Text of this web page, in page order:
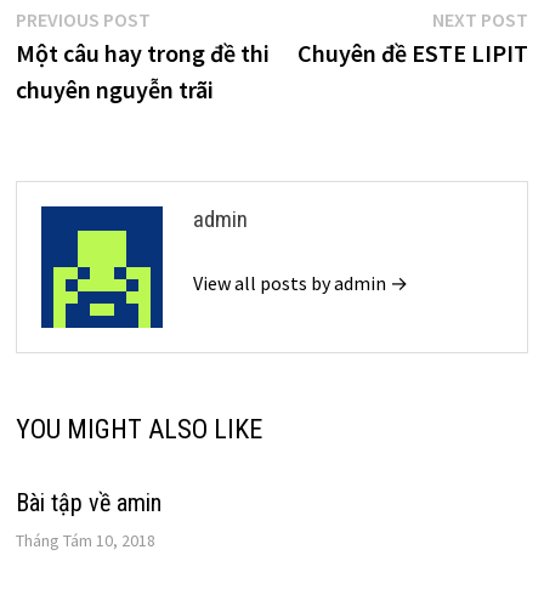
Điều
hướng
bài
PREVIOUS POSTPrevious
post:
Một câu hay trong đề thi
chuyên nguyễn trãi
NEXT POST
Chuyên đề ESTE LIPIT
admin
View all posts by admin →
YOU MIGHT ALSO LIKE
Bài tập về amin
Tháng Tám 10, 2018